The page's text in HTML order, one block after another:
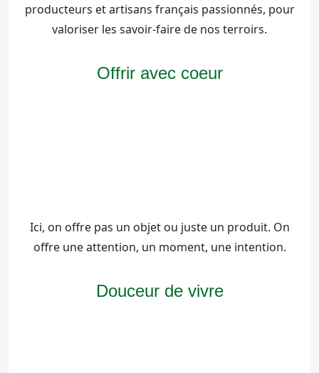
producteurs et artisans français passionnés, pour
valoriser les savoir-faire de nos terroirs.
Offrir avec coeur
Ici, on offre pas un objet ou juste un produit. On
offre une attention, un moment, une intention.
Douceur de vivre